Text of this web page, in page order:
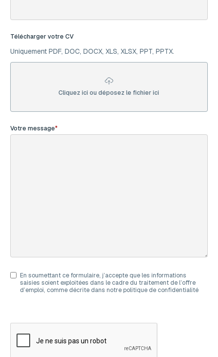
Télécharger votre CV
Uniquement PDF, DOC, DOCX, XLS, XLSX, PPT, PPTX.
Votre message
En soumettant ce formulaire, j’accepte que les informations
saisies soient exploitées dans le cadre du traitement de l’offre
d’emploi, comme décrite dans notre politique de confidentialité
C